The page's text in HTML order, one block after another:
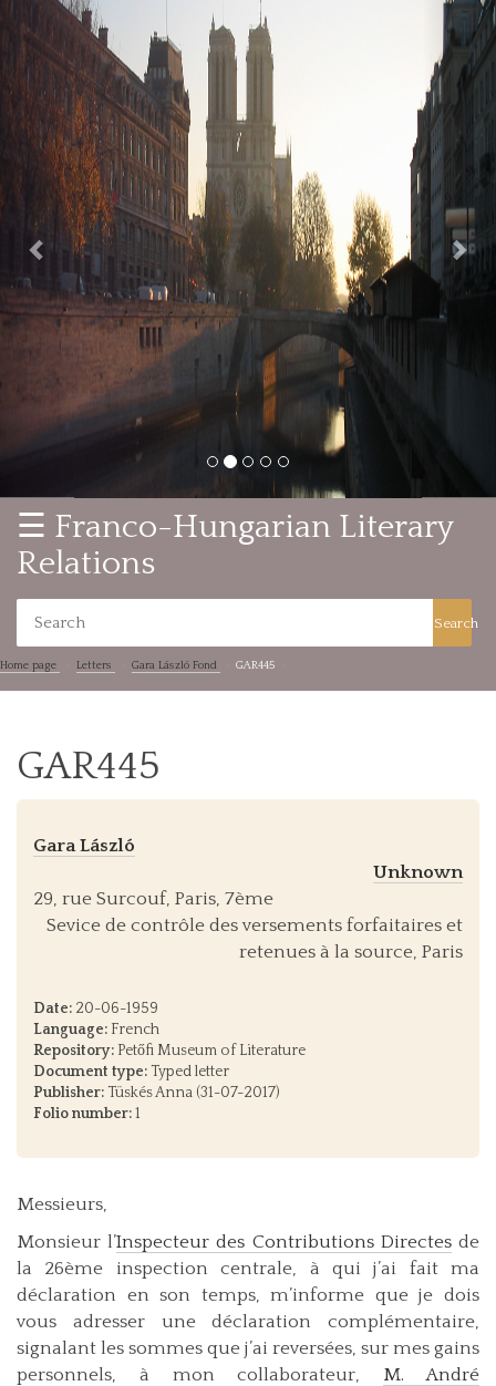
Previous
☰ Franco-Hungarian Literary
Relations
Search
Home page Letters Gara László Fond GAR445
GAR445
Gara László
Unknown
29, rue Surcouf, Paris, 7ème
Sevice de contrôle des versements forfaitaires et
retenues à la source, Paris
Date: 20-06-1959
Language: French
Repository: Petőfi Museum of Literature
Document type: Typed letter
Publisher: Tüskés Anna (31-07-2017)
Folio number:1
Messieurs,
Monsieur l’Inspecteur des Contributions Directesde
la 26ème inspection centrale, à qui j’ai fait ma
déclaration en son temps, m’informe que je dois
vous adresser une déclaration complémentaire,
signalant les sommes que j’ai reversées, sur mes gains
personnels, à mon collaborateur, M. André